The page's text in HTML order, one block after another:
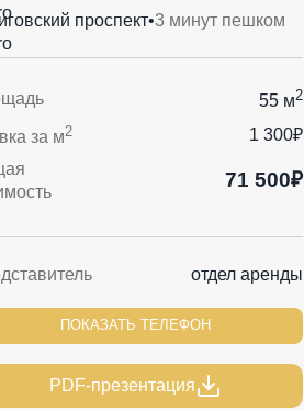
проспект•3 минут пешком
55 м2
за м2
1 300₽
71 500₽
отдел аренды
ПОКАЗАТЬ ТЕЛЕФОН
PDF-презентация